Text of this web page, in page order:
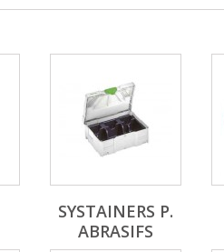
SYSTAINERS P.
ABRASIFS